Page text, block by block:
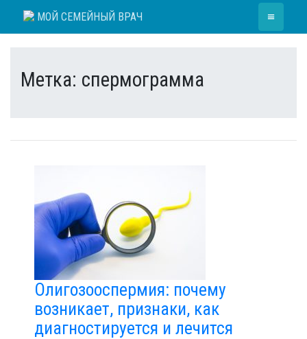
МОЙ СЕМЕЙНЫЙ ВРАЧ ≡
Метка: спермограмма
Олигозооспермия: почему
возникает, признаки, как
диагностируется и лечится